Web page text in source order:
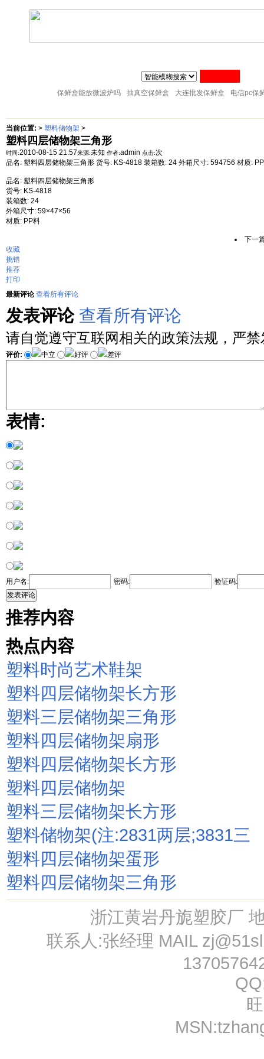
塑料整理箱 塑料储物架
保鲜盒能放微波炉吗 抽真空保鲜盒 大连批发保鲜盒 电信pc保
当前位置: > 塑料储物架 >
塑料四层储物架三角形
时间:2010-08-15 21:57来源:未知 作者:admin 点击:次
品名: 塑料四层储物架三角形 货号: KS-4818 装箱数: 24 外箱尺寸: 594756 材质:
品名: 塑料四层储物架三角形
货号: KS-4818
装箱数: 24
外箱尺寸: 59×47×56
材质: PP料
下一
收藏
挑错
推荐
打印
最新评论 查看所有评论
发表评论 查看所有评论
请自觉遵守互联网相关的政策法规，严
评价: 中立 好评 差评
表情:
用户名: 密码:
验证码:
发表评论
推荐内容
热点内容
塑料时尚艺术鞋架
塑料四层储物架长方形
塑料三层储物架三角形
塑料四层储物架扇形
塑料四层储物架长方形
塑料四层储物架
塑料三层储物架长方形
塑料储物架(注:2831两层;3831三
塑料四层储物架蛋形
塑料四层储物架三角形
浙江黄岩丹旎塑胶厂
联系人:张经理 MAIL
MSN: